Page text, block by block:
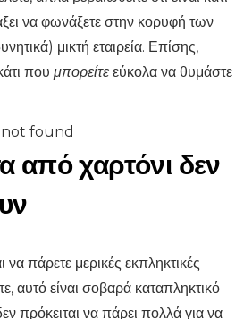
να φωνάξετε στην κορυφή των
μικτή εταιρεία. Επίσης,
που μπορείτε εύκολα να θυμάστε
found
από χαρτόνι δεν
πάρετε μερικές εκπληκτικές
αυτό είναι σοβαρά καταπληκτικό
πρόκειται να πάρει πολλά για να